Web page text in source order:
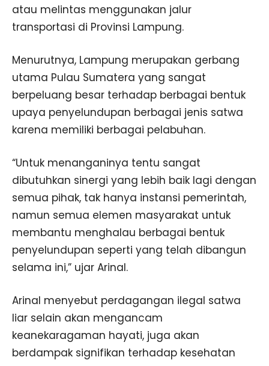
atau melintas menggunakan jalur
transportasi di Provinsi Lampung.
Menurutnya, Lampung merupakan gerbang
utama Pulau Sumatera yang sangat
berpeluang besar terhadap berbagai bentuk
upaya penyelundupan berbagai jenis satwa
karena memiliki berbagai pelabuhan.
“Untuk menanganinya tentu sangat
dibutuhkan sinergi yang lebih baik lagi dengan
semua pihak, tak hanya instansi pemerintah,
namun semua elemen masyarakat untuk
membantu menghalau berbagai bentuk
penyelundupan seperti yang telah dibangun
selama ini,” ujar Arinal.
Arinal menyebut perdagangan ilegal satwa
liar selain akan mengancam
keanekaragaman hayati, juga akan
berdampak signifikan terhadap kesehatan